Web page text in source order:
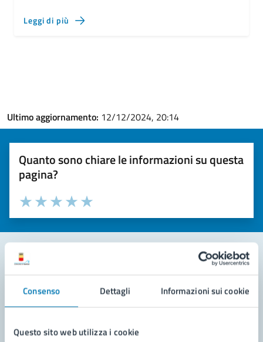
Consenso Dettagli Informazioni sui cookie
Questo sito web utilizza i cookie
Leggi di più
Ultimo aggiornamento: 12/12/2024, 20:14
Quanto sono chiare le informazioni su questa
pagina?
Valuta la chiarezza delle informazioni (da 1 a 5 stelle)
Seleziona il numero di stelle per valutare la chiarezza delle
Valuta 5 stelle su 5
Valuta 4 stelle su 5
Valuta 3 stelle su 5
Valuta 2 stelle su 5
Valuta 1 stelle su 5
Leggi le domande frequenti
Richiedi assistenza